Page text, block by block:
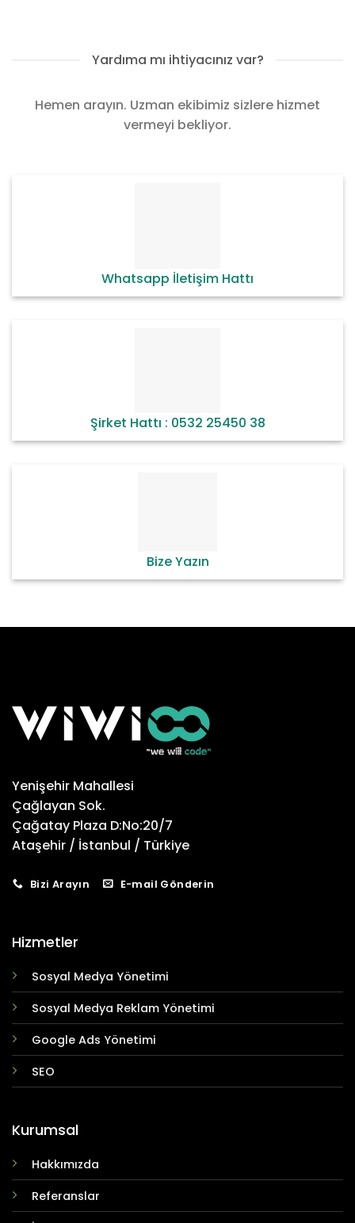
Yardıma mı ihtiyacınız var?
Hemen arayın. Uzman ekibimiz sizlere hizmet
vermeyi bekliyor.
Whatsapp İletişim Hattı
Şirket Hattı : 0532 25450 38
Bize Yazın
Yenişehir Mahallesi
Çağlayan Sok.
Çağatay Plaza D:No:20/7
Ataşehir / İstanbul / Türkiye
Bizi Arayın E-mail Gönderin
Hizmetler
Sosyal Medya Yönetimi
Sosyal Medya Reklam Yönetimi
Google Ads Yönetimi
SEO
Kurumsal
Hakkımızda
Referanslar